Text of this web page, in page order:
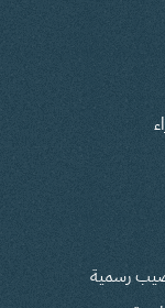
رسمية